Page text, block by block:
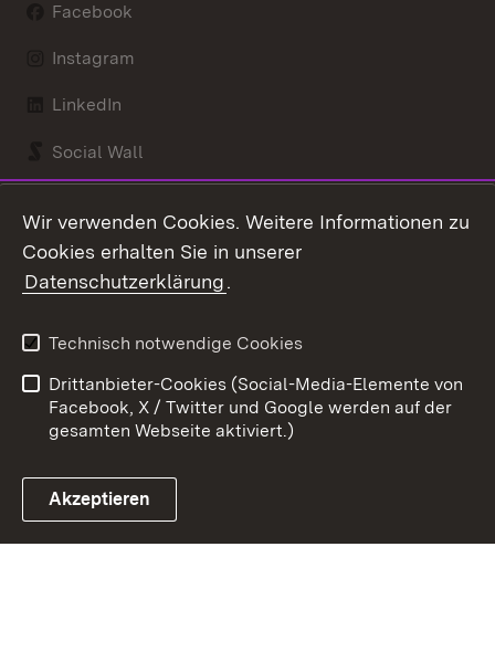
Facebook
Instagram
LinkedIn
Social Wall
Link zum Landesportal
Kontakt
Barrierefreiheit
Impressum
Cookies
Wir verwenden Cookies. Weitere Informationen zu
Cookies erhalten Sie in unserer
Datenschutzerklärung.
Technisch notwendige Cookies
Drittanbieter-Cookies (Social-Media-Elemente von
Facebook, X / Twitter und Google werden auf der
gesamten Webseite aktiviert.)
Akzeptieren